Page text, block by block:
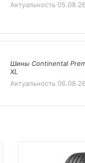
Актуальность 05.08.26
Шины Continental
XL
Актуальность 06.08.26